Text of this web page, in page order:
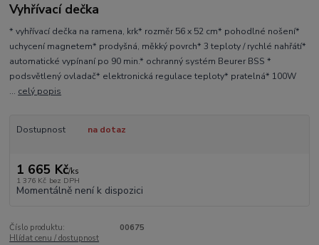
Vyhřívací dečka
* vyhřívací dečka na ramena, krk* rozměr 56 x 52 cm* pohodlné nošení*
uchycení magnetem* prodyšná, měkký povrch* 3 teploty / rychlé nahřátí*
automatické vypínaní po 90 min.* ochranný systém Beurer BSS *
podsvětlený ovladač* elektronická regulace teploty* pratelná* 100W
... celý popis
Dostupnost na dotaz
1 665 Kč/ks
1 376 Kč bez DPH
Momentálně není k dispozici
Číslo produktu:
00675
Hlídat cenu / dostupnost